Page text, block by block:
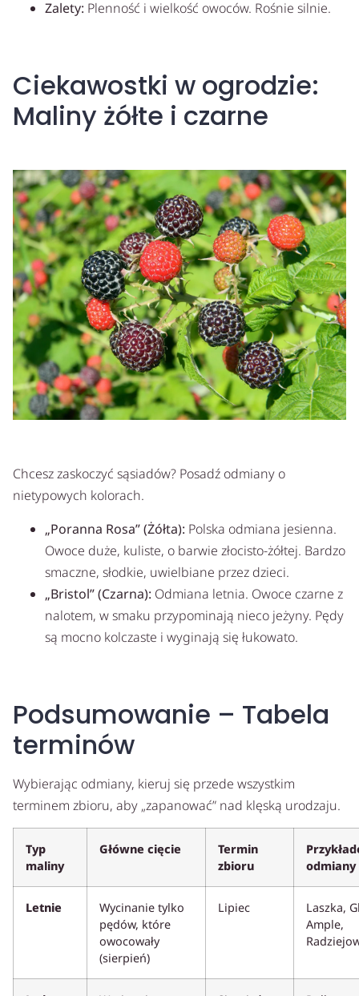
Zalety: Plenność i wielkość owoców. Rośnie silnie.
Ciekawostki w ogrodzie:
Maliny żółte i czarne
Chcesz zaskoczyć sąsiadów? Posadź odmiany o
nietypowych kolorach.
„Poranna Rosa” (Żółta): Polska odmiana jesienna.
Owoce duże, kuliste, o barwie złocisto-żółtej. Bardzo
smaczne, słodkie, uwielbiane przez dzieci.
„Bristol” (Czarna): Odmiana letnia. Owoce czarne z
nalotem, w smaku przypominają nieco jeżyny. Pędy
są mocno kolczaste i wyginają się łukowato.
Podsumowanie – Tabela
terminów
Wybierając odmiany, kieruj się przede wszystkim
terminem zbioru, aby „zapanować” nad klęską urodzaju.
Typ
maliny
Główne cięcie
Termin
zbioru
odmiany
Letnie
Wycinanie tylko
pędów, które
owocowały
(sierpień)
Lipiec
Laszka,
Ample,